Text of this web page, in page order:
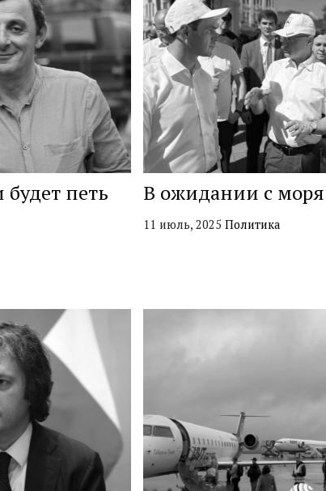
петь
В ожидании с
11 июль, 2025 Политика